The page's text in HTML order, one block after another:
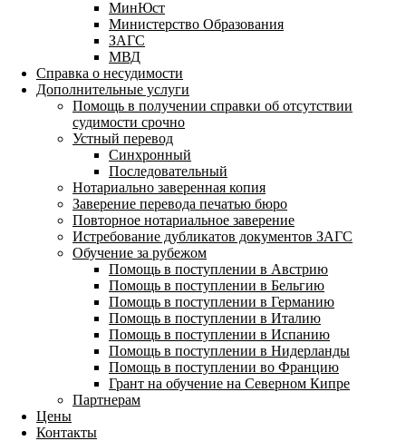
МинЮст
Министерство Образования
ЗАГС
МВД
Справка о несудимости
Дополнительные услуги
Помощь в получении справки об отсутствии
судимости срочно
Устный перевод
Синхронный
Последовательный
Нотариально заверенная копия
Заверение перевода печатью бюро
Повторное нотариальное заверение
Истребование дубликатов документов ЗАГС
Обучение за рубежом
Помощь в поступлении в Австрию
Помощь в поступлении в Бельгию
Помощь в поступлении в Германию
Помощь в поступлении в Италию
Помощь в поступлении в Испанию
Помощь в поступлении в Нидерланды
Помощь в поступлении во Францию
Грант на обучение на Северном Кипре
Партнерам
Цены
Контакты